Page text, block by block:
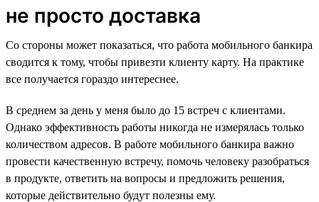
не просто доставка
Со стороны может показаться, что работа мобильного банкира
сводится к тому, чтобы привезти клиенту карту. На практике
все получается гораздо интереснее.
В среднем за день у меня было до 15 встреч с клиентами.
Однако эффективность работы никогда не измерялась только
количеством адресов. В работе мобильного банкира важно
провести качественную встречу, помочь человеку разобраться
в продукте, ответить на вопросы и предложить решения,
которые действительно будут полезны ему.